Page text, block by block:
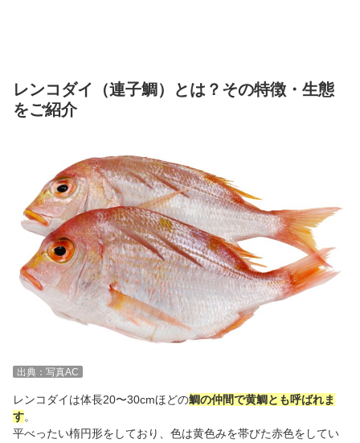
レンコダイ（連子鯛）とは？その特徴・生態
をご紹介
出典：写真AC
レンコダイは体長20〜30cmほどの鯛の仲間で黄鯛とも呼ばれま
す。
平べったい楕円形をしており、色は黄色みを帯びた赤色をしてい